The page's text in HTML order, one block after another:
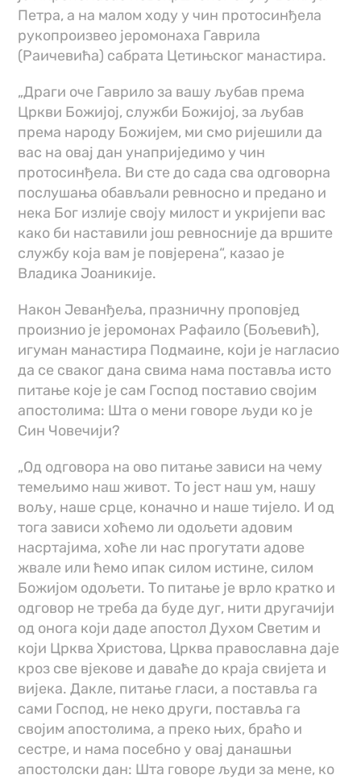
Петра, а на малом ходу у чин протосинђела
рукопроизвео јеромонаха Гаврила
(Раичевића) сабрата Цетињског манастира.
„Драги оче Гаврило за вашу љубав према
Цркви Божијој, служби Божијој, за љубав
према народу Божијем, ми смо ријешили да
вас на овај дан унаприједимо у чин
протосинђела. Ви сте до сада сва одговорна
послушања обављали ревносно и предано и
нека Бог излије своју милост и укријепи вас
како би наставили још ревносније да вршите
службу која вам је повјерена“, казао је
Владика Јоаникије.
Након Јеванђеља, празничну проповјед
произнио је јеромонах Рафаило (Бољевић),
игуман манастира Подмаине, који је нагласио
да се сваког дана свима нама поставља исто
питање које је сам Господ поставио својим
апостолима: Шта о мени говоре људи ко је
Син Човечији?
„Од одговора на ово питање зависи на чему
темељимо наш живот. То јест наш ум, нашу
вољу, наше срце, коначно и наше тијело. И од
тога зависи хоћемо ли одољети адовим
насртајима, хоће ли нас прогутати адове
жвале или ћемо ипак силом истине, силом
Божијом одољети. То питање је врло кратко и
одговор не треба да буде дуг, нити другачији
од онога који даде апостол Духом Светим и
који Црква Христова, Црква православна даје
кроз све вјекове и даваће до краја свијета и
вијека. Дакле, питање гласи, а поставља га
сами Господ, не неко други, поставља га
својим апостолима, а преко њих, браћо и
сестре, и нама посебно у овај данашњи
апостолски дан: Шта говоре људи за мене, ко